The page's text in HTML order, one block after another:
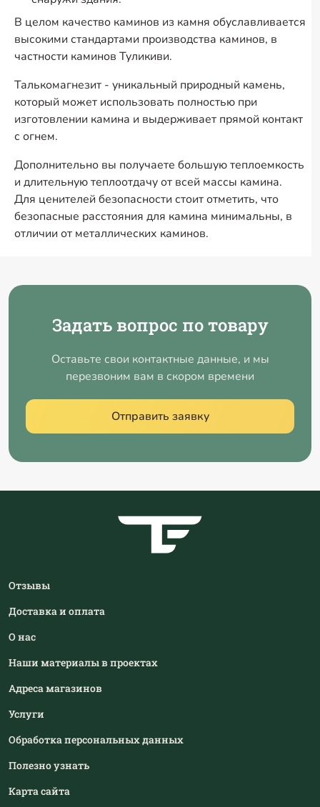
В целом качество каминов из камня обуславливается
высокими стандартами производства каминов, в
частности каминов Туликиви.
Талькомагнезит - уникальный природный камень,
который может использовать полностью при
изготовлении камина и выдерживает прямой контакт
с огнем.
Дополнительно вы получаете большую теплоемкость
и длительную теплоотдачу от всей массы камина.
Для ценителей безопасности стоит отметить, что
безопасные расстояния для камина минимальны, в
отличии от металлических каминов.
Задать вопрос по товару
Оставьте свои контактные данные, и мы
перезвоним вам в скором времени
Отправить заявку
Отзывы
Доставка и оплата
О нас
Наши материалы в проектах
Адреса магазинов
Услуги
Обработка персональных данных
Полезно узнать
Карта сайта